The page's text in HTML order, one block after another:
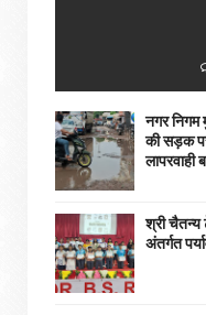
नगर निगम
की सड़क
लापरवाही
श्री चैतन्य
अंतर्गत